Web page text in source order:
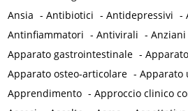
Ansia -Antibiotici -Antidepressivi -
Antinfiammatori -Antivirali -Anziani
Apparato gastrointestinale -
Apparato osteo-articolare -Apparato
Apprendimento -Approccio clinico